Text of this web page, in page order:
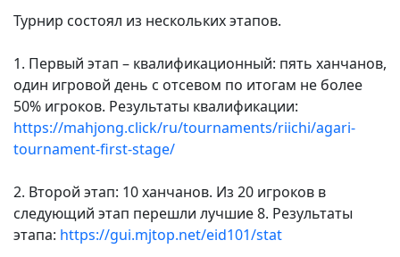
Турнир состоял из нескольких этапов.
1. Первый этап – квалификационный: пять ханчанов,
один игровой день с отсевом по итогам не более
50% игроков. Результаты квалификации:
https://mahjong.click/ru/tournaments/riichi/agari-
tournament-first-stage/
2. Второй этап: 10 ханчанов. Из 20 игроков в
следующий этап перешли лучшие 8. Результаты
этапа: https://gui.mjtop.net/eid101/stat